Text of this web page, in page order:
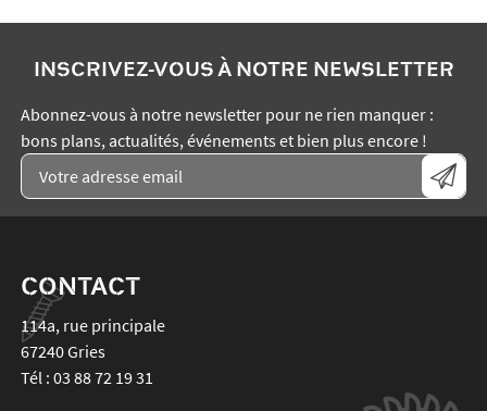
INSCRIVEZ-VOUS À NOTRE NEWSLETTER
Abonnez-vous à notre newsletter pour ne rien manquer :
bons plans, actualités, événements et bien plus encore !
CONTACT
114a, rue principale
67240Gries
Tél : 03 88 72 19 31